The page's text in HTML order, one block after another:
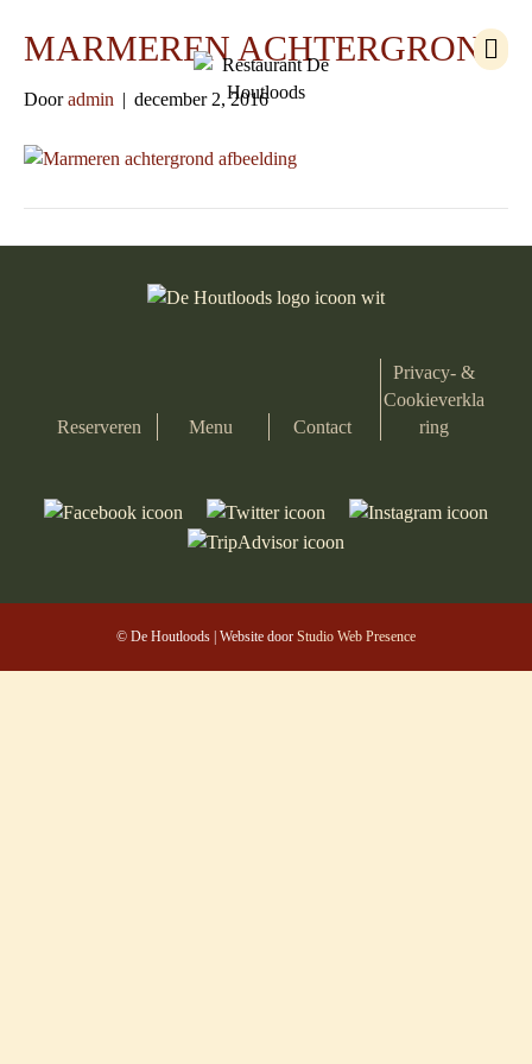
M
e
MARMEREN ACHTERGROND
Dooradmin | december 2, 2016
Reserveren Menu Contact
Privacy- &
Cookieverkla
ring
© De Houtloods | Website door Studio Web Presence